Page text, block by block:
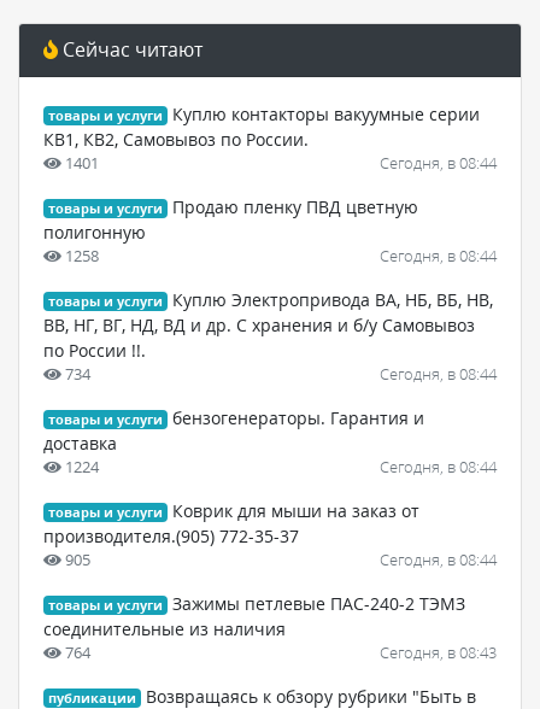
Сейчас читают
товары и услуги
Куплю контакторы вакуумные серии
КВ1, КВ2, Самовывоз по России.
1401 Сегодня, в 08:44
товары и услуги
Продаю пленку ПВД цветную
полигонную
1258 Сегодня, в 08:44
товары и услуги
Куплю Электропривода ВА, НБ, ВБ, НВ,
ВВ, НГ, ВГ, НД, ВД и др. С хранения и б/у Самовывоз
по России !!.
734 Сегодня, в 08:44
товары и услуги
бензогенераторы. Гарантия и
доставка
1224 Сегодня, в 08:44
товары и услуги
Коврик для мыши на заказ от
производителя.(905) 772-35-37
905 Сегодня, в 08:44
товары и услуги
Зажимы петлевые ПАС-240-2 ТЭМЗ
соединительные из наличия
764 Сегодня, в 08:43
публикации
Возвращаясь к обзору рубрики "Быть в